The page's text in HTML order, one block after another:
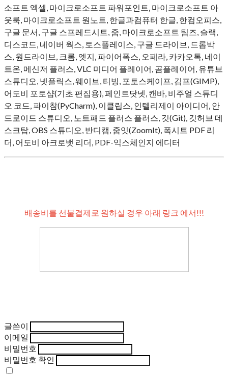
소프트 엑셀, 마이크로소프트 파워포인트, 마이크로소프트 아
웃룩, 마이크로소프트 원노트, 한글과컴퓨터 한글, 한컴오피스,
구글 문서, 구글 스프레드시트, 줌, 마이크로소프트 팀즈, 슬랙,
디스코드, 네이버 웍스, 토스플레이스, 구글 드라이브, 드롭박
스, 원드라이브, 크롬, 엣지, 파이어폭스, 오페라, 카카오톡, 네이
트온, 메신저 플러스, VLC 미디어 플레이어, 곰플레이어, 유튜브
스튜디오, 넷플릭스, 웨이브, 티빙, 포토스케이프, 김프(GIMP),
어도비 포토샵(기초 편집용), 페인트닷넷, 캔바, 비주얼 스튜디
오 코드, 파이참(PyCharm), 이클립스, 인텔리제이 아이디어, 안
드로이드 스튜디오, 노트패드 플러스 플러스, 깃(Git), 깃허브 데
스크탑, OBS 스튜디오, 반디캠, 줌잇(ZoomIt), 폭시트 PDF 리
더, 어도비 아크로뱃 리더, PDF-익스체인지 에디터
배송비를 선불결제로 원하실 경우 아래 링크 에서!!!
글쓴이
이메일
비밀번호
비밀번호 확인